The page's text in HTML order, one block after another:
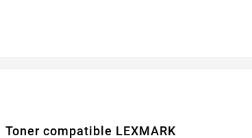
Toner compatible LEXMARK